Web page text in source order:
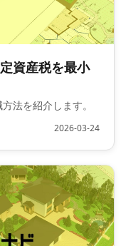
資産税を最小
法を紹介します。
2026-03-24